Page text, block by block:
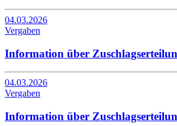
04.03.2026
Vergaben
Information über
04.03.2026
Vergaben
Information über